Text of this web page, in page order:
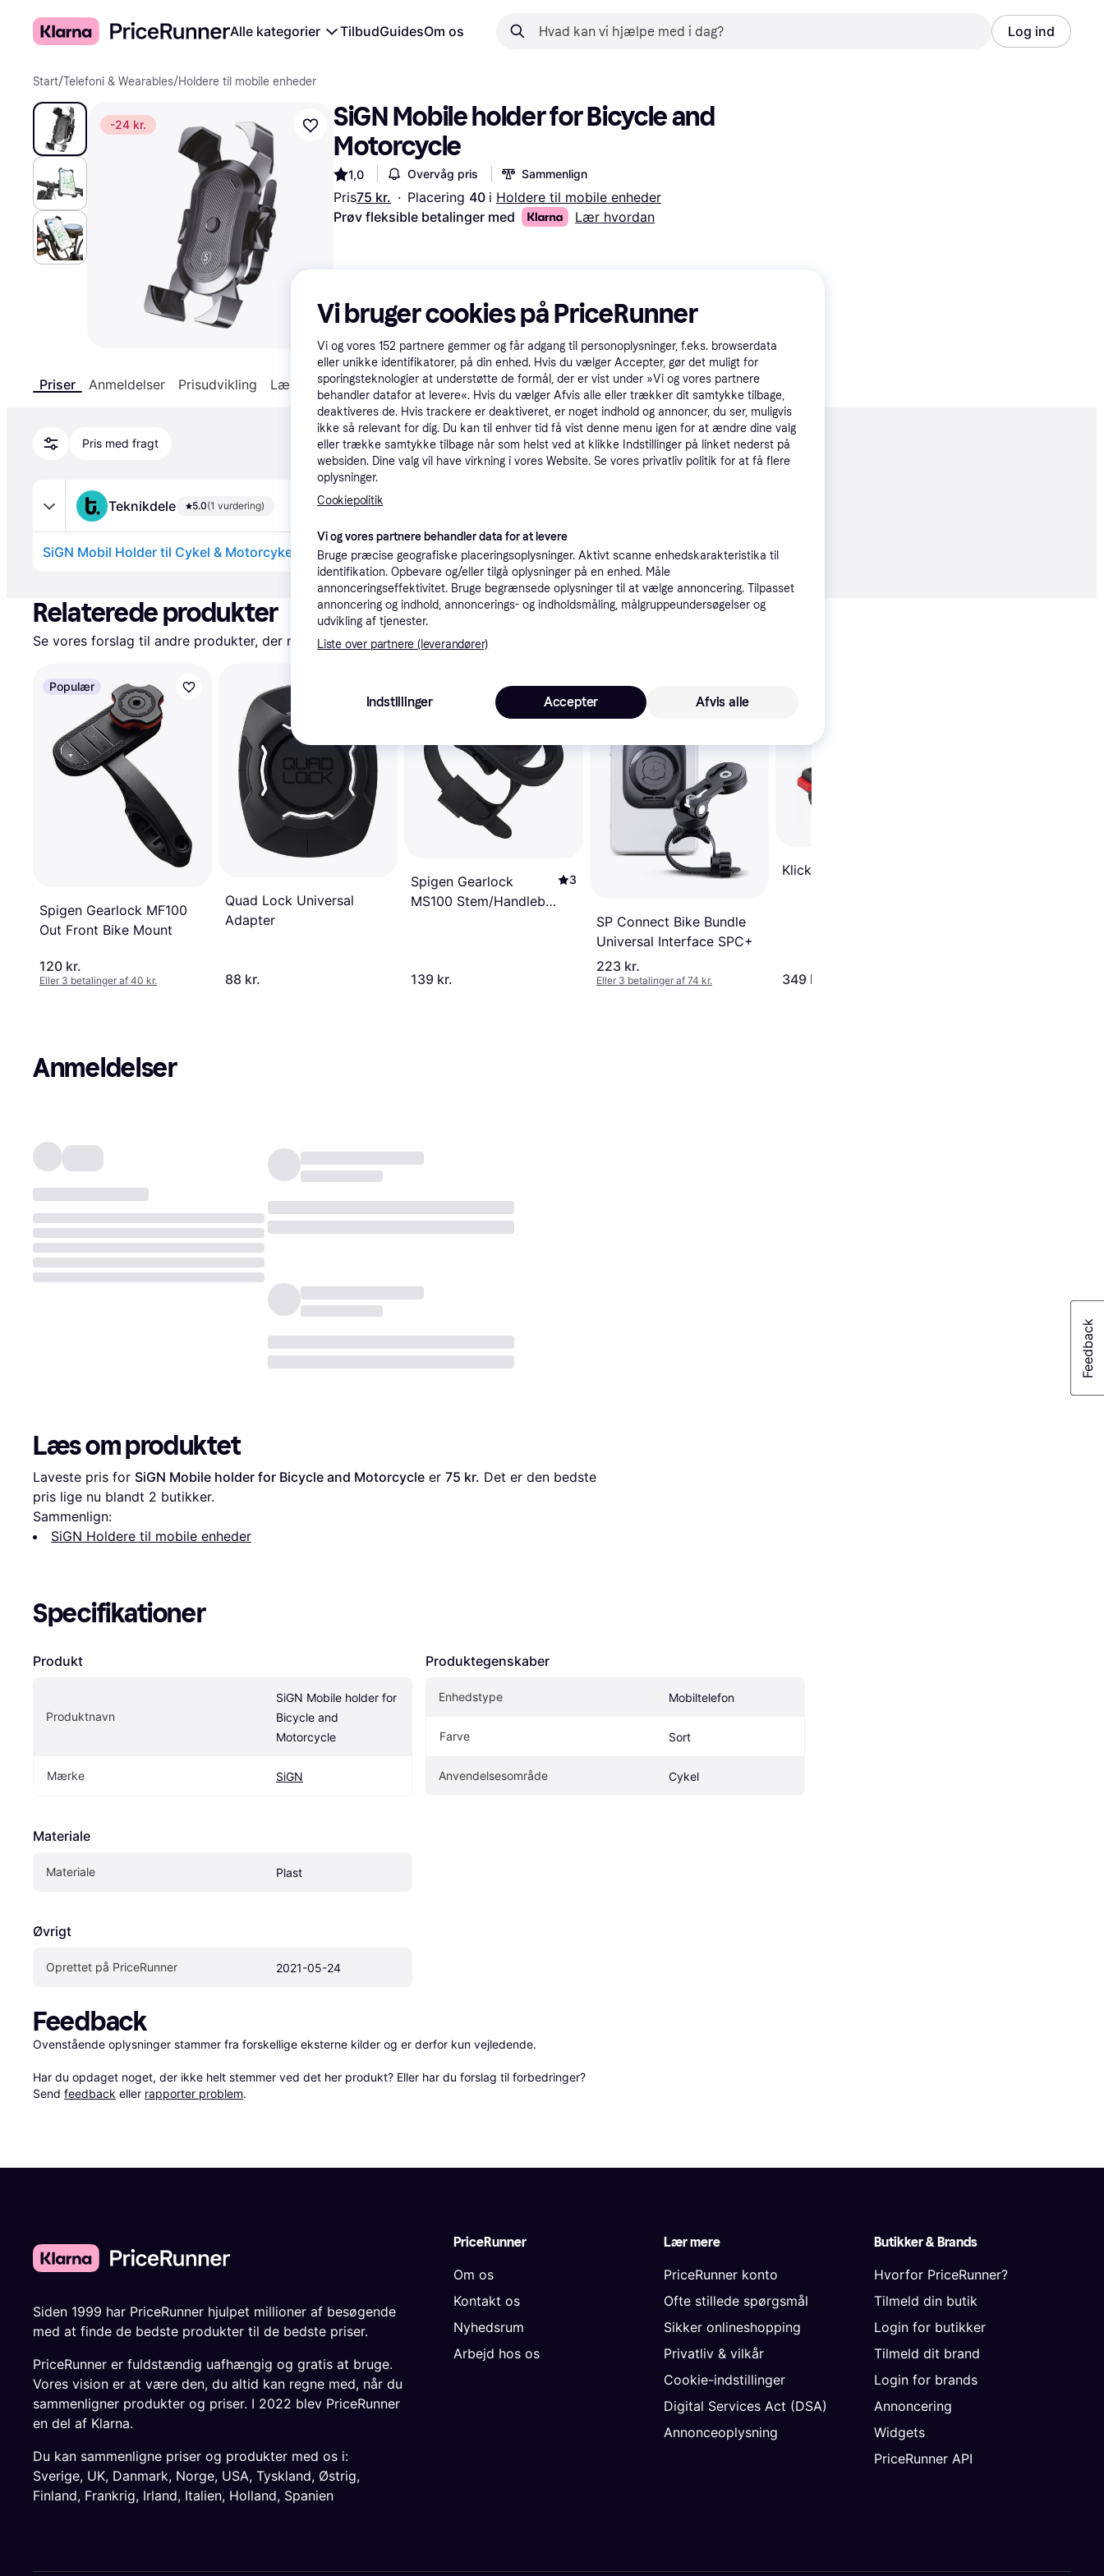
Alle kategorier TilbudGuidesOm os Log ind
Start/Telefoni & Wearables/Holdere til mobile enheder
-24 kr.
SiGN Mobile holder for Bicycle and
Motorcycle
1,0 Overvåg pris Sammenlign
Pris75 kr. · Placering 40 i Holdere til mobile enheder
Prøv fleksible betalinger med
Lær hvordan
Priser Anmeldelser Prisudvikling Læs om produktet Specifikationer
Pris med fragt Promoveret
Teknikdele 5.0(1 vurdering)
SiGN Mobil Holder til Cykel & Motorcykel - Sort Bestillingsvare75 kr.
Relaterede produkter
Se vores forslag til andre produkter, der matcher dine interesser.
Populær
Spigen Gearlock MF100
Out Front Bike Mount
120 kr.
Eller 3 betalinger af 40 kr.
Quad Lock Universal
Adapter
88 kr.
Spigen Gearlock
MS100 Stem/Handlebar
3
139 kr.
SP Connect Bike Bundle
Universal Interface SPC+
223 kr.
Eller 3 betalinger af 74 kr.
Klickfix Light Phone Case
349 kr.
Anmeldelser
Læs om produktet
Laveste pris for SiGN Mobile holder for Bicycle and Motorcycle er 75 kr. Det er den bedste
pris lige nu blandt 2 butikker.
Sammenlign:
SiGN Holdere til mobile enheder
Specifikationer
Produkt
Produktnavn
SiGN Mobile holder for
Bicycle and
Motorcycle
Mærke SiGN
Materiale
Materiale Plast
Øvrigt
Oprettet på PriceRunner 2021-05-24
Produktegenskaber
Enhedstype Mobiltelefon
Farve Sort
Anvendelsesområde Cykel
Feedback
Ovenstående oplysninger stammer fra forskellige eksterne kilder og er derfor kun vejledende.
Har du opdaget noget, der ikke helt stemmer ved det her produkt? Eller har du forslag til forbedringer?
Send feedback eller rapporter problem.
PriceRunner
Om os
Kontakt os
Nyhedsrum
Arbejd hos os
Lær mere
PriceRunner konto
Ofte stillede spørgsmål
Sikker onlineshopping
Privatliv & vilkår
Cookie-indstillinger
Digital Services Act (DSA)
Annonceoplysning
Butikker & Brands
Hvorfor PriceRunner?
Tilmeld din butik
Login for butikker
Tilmeld dit brand
Login for brands
Annoncering
Widgets
PriceRunner API
Siden 1999 har PriceRunner hjulpet millioner af besøgende
med at finde de bedste produkter til de bedste priser.
PriceRunner er fuldstændig uafhængig og gratis at bruge.
Vores vision er at være den, du altid kan regne med, når du
sammenligner produkter og priser. I 2022 blev PriceRunner
en del af Klarna.
Du kan sammenligne priser og produkter med os i:
Sverige, UK, Danmark, Norge, USA, Tyskland, Østrig,
Finland, Frankrig, Irland, Italien, Holland, Spanien
Vi bruger cookies på PriceRunner
Vi og vores 152 partnere gemmer og får adgang til personoplysninger, f.eks. browserdata
eller unikke identifikatorer, på din enhed. Hvis du vælger Accepter, gør det muligt for
sporingsteknologier at understøtte de formål, der er vist under »Vi og vores partnere
behandler datafor at levere«. Hvis du vælger Afvis alle eller trækker dit samtykke tilbage,
deaktiveres de. Hvis trackere er deaktiveret, er noget indhold og annoncer, du ser, muligvis
ikke så relevant for dig. Du kan til enhver tid få vist denne menu igen for at ændre dine valg
eller trække samtykke tilbage når som helst ved at klikke Indstillinger på linket nederst på
websiden. Dine valg vil have virkning i vores Website. Se vores privatliv politik for at få flere
oplysninger.
Cookiepolitik
Vi og vores partnere behandler data for at levere
Bruge præcise geografiske placeringsoplysninger. Aktivt scanne enhedskarakteristika til
identifikation. Opbevare og/eller tilgå oplysninger på en enhed. Måle
annonceringseffektivitet. Bruge begrænsede oplysninger til at vælge annoncering. Tilpasset
annoncering og indhold, annoncerings- og indholdsmåling, målgruppeundersøgelser og
udvikling af tjenester.
Liste over partnere (leverandører)
Indstillinger Afvis alle
Accepter